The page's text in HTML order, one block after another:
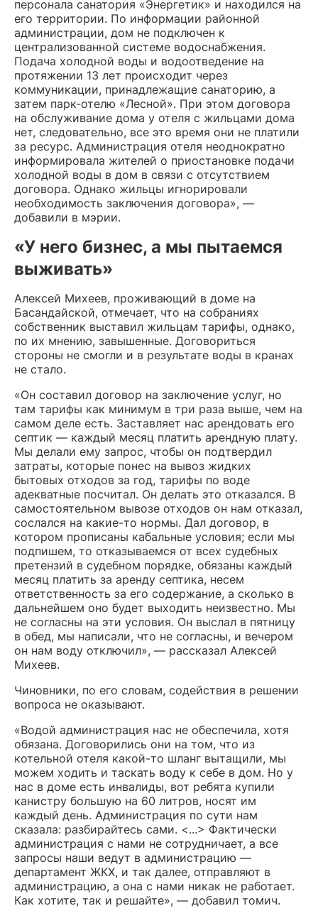
персонала санатория «Энергетик» и находился на
его территории. По информации районной
администрации, дом не подключен к
централизованной системе водоснабжения.
Подача холодной воды и водоотведение на
протяжении 13 лет происходит через
коммуникации, принадлежащие санаторию, а
затем парк-отелю «Лесной». При этом договора
на обслуживание дома у отеля с жильцами дома
нет, следовательно, все это время они не платили
за ресурс. Администрация отеля неоднократно
информировала жителей о приостановке подачи
холодной воды в дом в связи с отсутствием
договора. Однако жильцы игнорировали
необходимость заключения договора», —
добавили в мэрии.
«У него бизнес, а мы пытаемся
выживать»
Алексей Михеев, проживающий в доме на
Басандайской, отмечает, что на собраниях
собственник выставил жильцам тарифы, однако,
по их мнению, завышенные. Договориться
стороны не смогли и в результате воды в кранах
не стало.
«Он составил договор на заключение услуг, но
там тарифы как минимум в три раза выше, чем на
самом деле есть. Заставляет нас арендовать его
септик — каждый месяц платить арендную плату.
Мы делали ему запрос, чтобы он подтвердил
затраты, которые понес на вывоз жидких
бытовых отходов за год, тарифы по воде
адекватные посчитал. Он делать это отказался. В
самостоятельном вывозе отходов он нам отказал,
сослался на какие-то нормы. Дал договор, в
котором прописаны кабальные условия; если мы
подпишем, то отказываемся от всех судебных
претензий в судебном порядке, обязаны каждый
месяц платить за аренду септика, несем
ответственность за его содержание, а сколько в
дальнейшем оно будет выходить неизвестно. Мы
не согласны на эти условия. Он выслал в пятницу
в обед, мы написали, что не согласны, и вечером
он нам воду отключил», — рассказал Алексей
Михеев.
Чиновники, по его словам, содействия в решении
вопроса не оказывают.
«Водой администрация нас не обеспечила, хотя
обязана. Договорились они на том, что из
котельной отеля какой-то шланг вытащили, мы
можем ходить и таскать воду к себе в дом. Но у
нас в доме есть инвалиды, вот ребята купили
канистру большую на 60 литров, носят им
каждый день. Администрация по сути нам
сказала: разбирайтесь сами. <...> Фактически
администрация с нами не сотрудничает, а все
запросы наши ведут в администрацию —
департамент ЖКХ, и так далее, отправляют в
администрацию, а она с нами никак не работает.
Как хотите, так и решайте», — добавил томич.